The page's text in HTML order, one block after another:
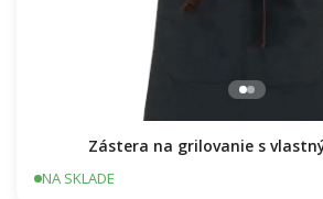
Zástera na grilovanie s
NA SKLADE